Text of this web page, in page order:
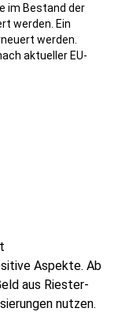
im Bestand der
werden. Ein
werden.
aktueller EU-
Aspekte. Ab
aus Riester-
nutzen.